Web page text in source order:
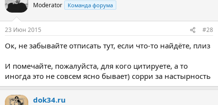
Moderator Команда форума
23 Июн 2015 #28
Ок, не забывайте отписать тут, если что-то найдёте, плиз
И помечайте, пожалуйста, для кого цитируете, а то
иногда это не совсем ясно бывает) сорри за настырность
dok34.ru